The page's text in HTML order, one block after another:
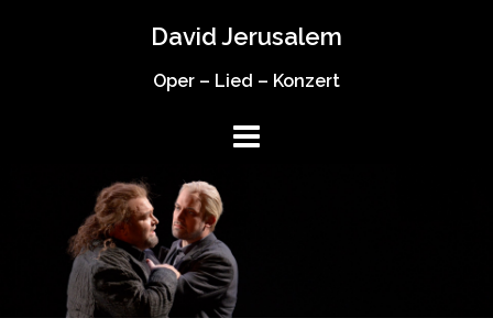
David Jerusalem
Oper – Lied – Konzert